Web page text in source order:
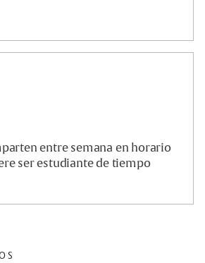
entre semana en horario
ser estudiante de tiempo